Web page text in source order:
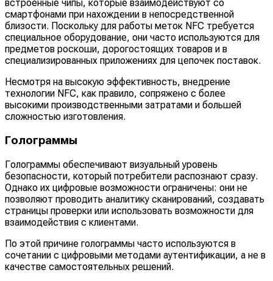
встроенные чипы, которые взаимодействуют со
смартфонами при нахождении в непосредственной
близости. Поскольку для работы меток NFC требуется
специальное оборудование, они часто используются для
предметов роскоши, дорогостоящих товаров и в
специализированных приложениях для цепочек поставок.
Несмотря на высокую эффективность, внедрение
технологии NFC, как правило, сопряжено с более
высокими производственными затратами и большей
сложностью изготовления.
Голограммы
Голограммы обеспечивают визуальный уровень
безопасности, который потребители распознают сразу.
Однако их цифровые возможности ограничены: они не
позволяют проводить аналитику сканирований, создавать
страницы проверки или использовать возможности для
взаимодействия с клиентами.
По этой причине голограммы часто используются в
сочетании с цифровыми методами аутентификации, а не в
качестве самостоятельных решений.